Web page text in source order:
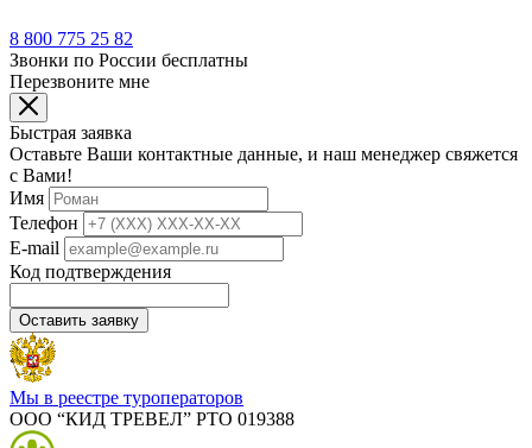
8 800 775 25 82
Звонки по России бесплатны
Перезвоните мне
Быстрая заявка
Оставьте Ваши контактные данные, и наш менеджер свяжется
с Вами!
Имя
Телефон
E-mail
Код подтверждения
Оставить заявку
Мы в реестре туроператоров
ООО “КИД ТРЕВЕЛ” РТО 019388